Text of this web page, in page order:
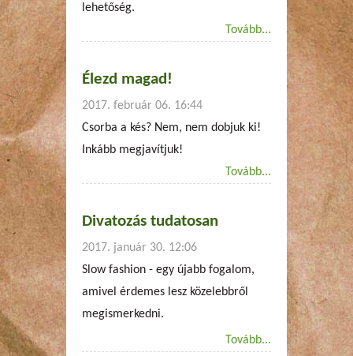
lehetőség.
Tovább...
Élezd magad!
2017. február 06. 16:44
Csorba a kés? Nem, nem dobjuk ki!
Inkább megjavítjuk!
Tovább...
Divatozás tudatosan
2017. január 30. 12:06
Slow fashion - egy újabb fogalom,
amivel érdemes lesz közelebbről
megismerkedni.
Tovább...